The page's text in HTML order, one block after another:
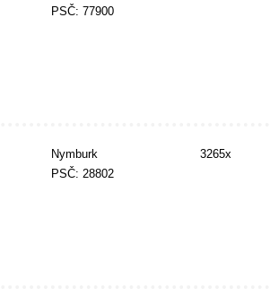
PSČ: 77900
Nymburk
PSČ: 28802
3265x